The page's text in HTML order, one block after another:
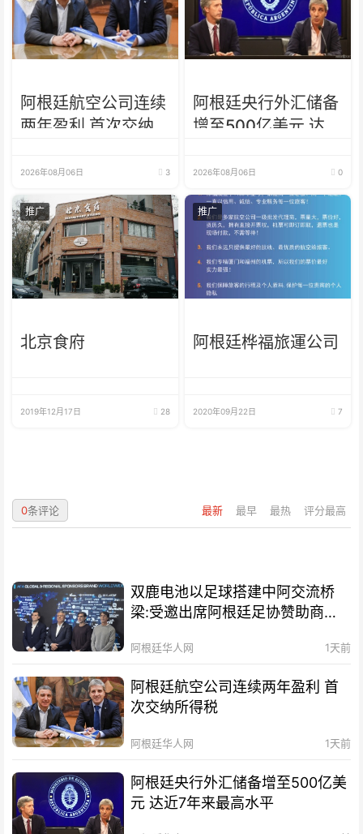
阿根廷航空公司连续
两年盈利 首次交纳
2026年08月06日 3
阿根廷央行外汇储备
增至500亿美元 达近
2026年08月06日 0
推广
北京食府
2019年12月17日 28
推广
阿根廷桦福旅運公司
2020年09月22日 7
最新 最早 最热 评分最高
0条评论
双鹿电池以足球搭建中阿交流桥
梁:受邀出席阿根廷足协赞助商招
阿根廷华人网 1天前
阿根廷航空公司连续两年盈利 首
次交纳所得税
阿根廷华人网 1天前
阿根廷央行外汇储备增至500亿美
元 达近7年来最高水平